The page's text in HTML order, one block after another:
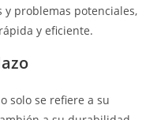
problemas potenciales,
y eficiente.
solo se refiere a su